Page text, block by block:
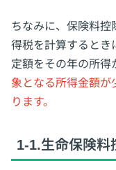
ちなみに、保険料控
得税を計算するとき
定額をその年の所得
象となる所得金額が
ります。
1-1.生命保険料